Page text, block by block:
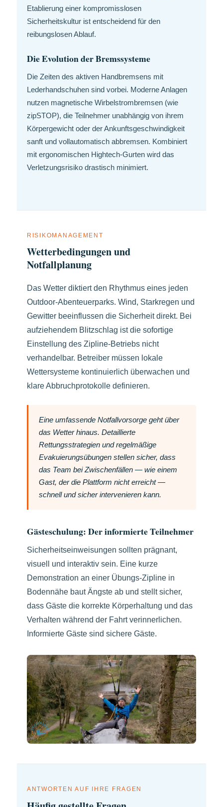
Etablierung einer kompromisslosen
Sicherheitskultur ist entscheidend für den
reibungslosen Ablauf.
Die Evolution der Bremssysteme
Die Zeiten des aktiven Handbremsens mit
Lederhandschuhen sind vorbei. Moderne Anlagen
nutzen magnetische Wirbelstrombremsen (wie
zipSTOP), die Teilnehmer unabhängig von ihrem
Körpergewicht oder der Ankunftsgeschwindigkeit
sanft und vollautomatisch abbremsen. Kombiniert
mit ergonomischen Hightech-Gurten wird das
Verletzungsrisiko drastisch minimiert.
RISIKOMANAGEMENT
Wetterbedingungen und
Notfallplanung
Das Wetter diktiert den Rhythmus eines jeden
Outdoor-Abenteuerparks. Wind, Starkregen und
Gewitter beeinflussen die Sicherheit direkt. Bei
aufziehendem Blitzschlag ist die sofortige
Einstellung des Zipline-Betriebs nicht
verhandelbar. Betreiber müssen lokale
Wettersysteme kontinuierlich überwachen und
klare Abbruchprotokolle definieren.
Eine umfassende Notfallvorsorge geht über
das Wetter hinaus. Detaillierte
Rettungsstrategien und regelmäßige
Evakuierungsübungen stellen sicher, dass
das Team bei Zwischenfällen — wie einem
Gast, der die Plattform nicht erreicht —
schnell und sicher intervenieren kann.
Gästeschulung: Der informierte Teilnehmer
Sicherheitseinweisungen sollten prägnant,
visuell und interaktiv sein. Eine kurze
Demonstration an einer Übungs-Zipline in
Bodennähe baut Ängste ab und stellt sicher,
dass Gäste die korrekte Körperhaltung und das
Verhalten während der Fahrt verinnerlichen.
Informierte Gäste sind sichere Gäste.
ANTWORTEN AUF IHRE FRAGEN